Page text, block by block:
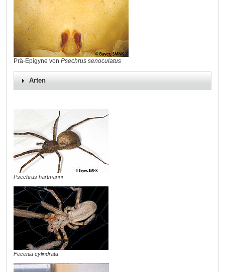
Prä-Epigyne von Psechrus senoculatus
Arten
Psechrus hartmanni
Fecenia cylindrata